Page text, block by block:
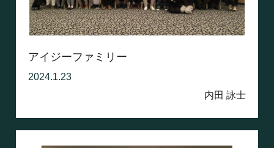
アイジーファミリー
2024.1.23
内田 詠士